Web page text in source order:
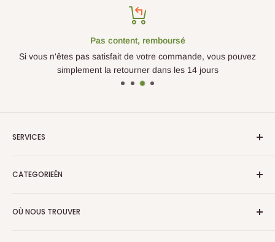
Pas content, remboursé
Si vous n'êtes pas satisfait de votre commande, vous pouvez
simplement la retourner dans les 14 jours
SERVICES
Verzenden en Retourneren
Privacy Policy
CATEGORIEËN
Arbres artificiels
OÙ NOUS TROUVER